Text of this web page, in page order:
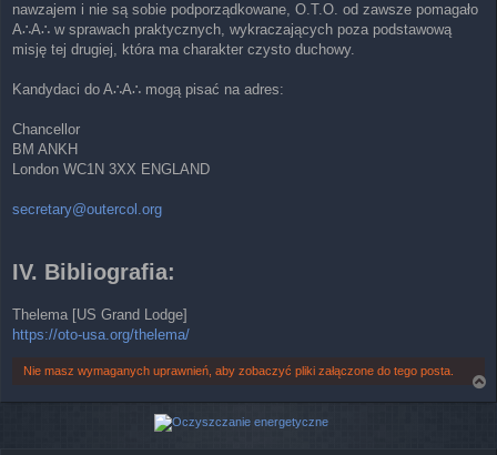
nawzajem i nie są sobie podporządkowane, O.T.O. od zawsze pomagało
A∴A∴ w sprawach praktycznych, wykraczających poza podstawową
misję tej drugiej, która ma charakter czysto duchowy.
Kandydaci do A∴A∴ mogą pisać na adres:
Chancellor
BM ANKH
London WC1N 3XX ENGLAND
secretary@outercol.org
IV. Bibliografia:
Thelema [US Grand Lodge]
https://oto-usa.org/thelema/
Nie masz wymaganych uprawnień, aby zobaczyć pliki załączone do tego posta.
a